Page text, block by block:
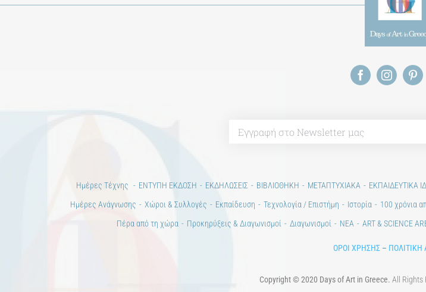
Ημέρες Τέχνης ΕΝΤΥΠΗ ΕΚΔΟΣΗ ΕΚΔΗΛΩΣΕΙΣ ΒΙΒΛΙΟΘΗΚΗ ΜΕΤΑΠΤΥΧΙΑΚΑ ΕΚΠΑΙΔΕΥΤΙΚΑ
Ημέρες Ανάγνωσης
Χώροι & Συλλογές Εκπαίδευση Τεχνολογία / Επιστήμη Ιστορία 100 χρόνια
Πέρα από τη χώρα
Προκηρύξεις & Διαγωνισμοί Διαγωνισμοί ΝΕΑ ART & SCIENCE
ΟΡΟΙ ΧΡΗΣΗΣ–
Copyright © 2020 Days of Art in Greece. All Rights